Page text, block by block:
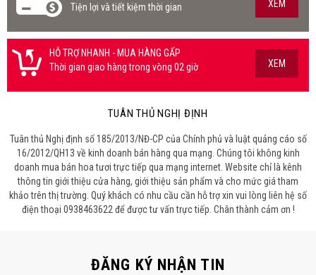
Tiện lợi và tiết kiệm thời gian
XEM
HỖ TRỢ NHANH - MUA HÀNG GẤP
Thời gian giao hàng trong vòng 02 giờ
XEM
TUÂN THỦ NGHỊ ĐỊNH
Tuân thủ Nghị định số 185/2013/NĐ-CP của Chính phủ và luật quảng cáo số
16/2012/QH13 về kinh doanh bán hàng qua mạng. Chúng tôi không kinh
doanh mua bán hoa tươi trực tiếp qua mạng internet. Website chỉ là kênh
thông tin giới thiệu cửa hàng, giới thiệu sản phẩm và cho mức giá tham
khảo trên thị trường. Quý khách có nhu cầu cần hỗ trợ xin vui lòng liên hệ số
điện thoại 0938463622 để được tư vấn trực tiếp. Chân thành cảm ơn !
ĐĂNG KÝ NHẬN TIN